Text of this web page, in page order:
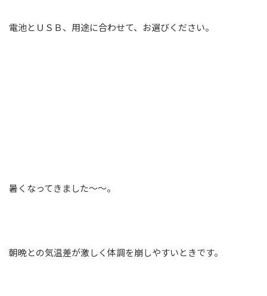
電池とＵＳＢ、用途に合わせて、お選びください。
暑くなってきました～～。
朝晩との気温差が激しく体調を崩しやすいときです。